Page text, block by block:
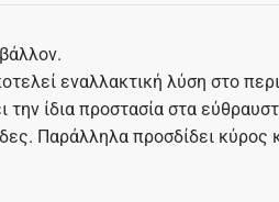
εναλλακτική λύση στο
ίδια προστασία στα
Παράλληλα προσδίδει κύρος